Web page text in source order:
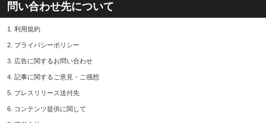
問い合わせ先について
1. 利用規約
2. プライバシーポリシー
3. 広告に関するお問い合わせ
4. 記事に関するご意見・ご感想
5. プレスリリース送付先
6. コンテンツ提供に関して